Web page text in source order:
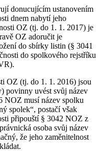
donucujícím ustanovením
dnem nabytí jeho
OZ (tj. do 1. 1. 2017) je
OZ adoručit je
do sbírky listin (§ 3041
do spolkového rejstříku
OZ (tj. do 1. 1. 2016) jsou
povinny uvést svůj název
NOZ musí název spolku
spolek“, postačí však
připouští § 3042 NOZ z
osoba svůj název
že jeho zaměnitelnost